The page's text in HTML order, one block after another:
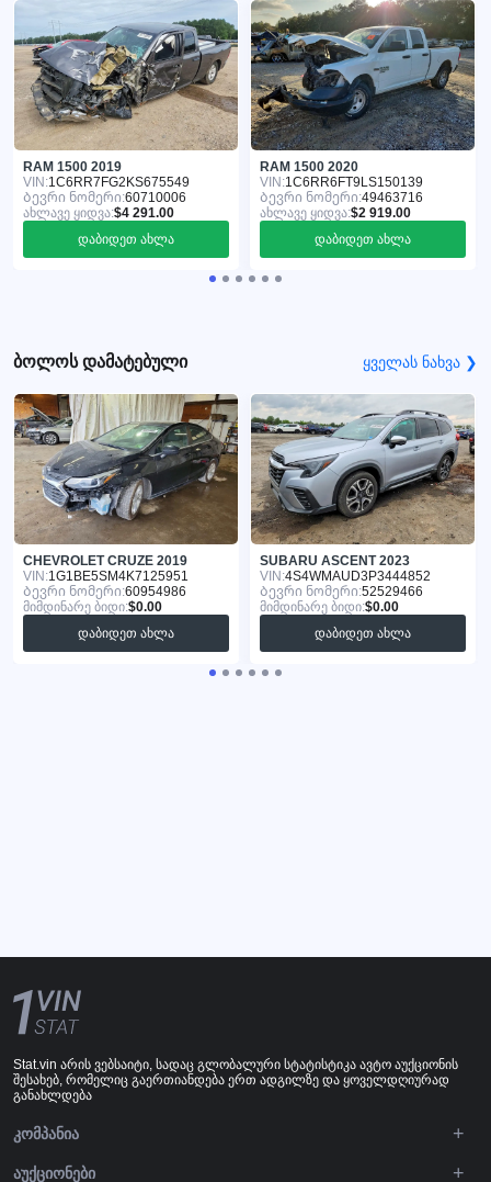
RAM 1500 2019
VIN:1C6RR7FG2KS675549
Ბევრი ნომერი:60710006
ახლავე ყიდვა:$4 291.00
დაბიდეთ ახლა
RAM 1500 2020
VIN:1C6RR6FT9LS150139
Ბევრი ნომერი:49463716
ახლავე ყიდვა:$2 919.00
დაბიდეთ ახლა
ბოლოს დამატებული ყველას ნახვა ❯
CHEVROLET CRUZE 2019
VIN:1G1BE5SM4K7125951
Ბევრი ნომერი:60954986
მიმდინარე ბიდი:$0.00
დაბიდეთ ახლა
SUBARU ASCENT 2023
VIN:4S4WMAUD3P3444852
Ბევრი ნომერი:52529466
მიმდინარე ბიდი:$0.00
დაბიდეთ ახლა
Stat.vin არის ვებსაიტი, სადაც გლობალური სტატისტიკა ავტო აუქციონის
შესახებ, რომელიც გაერთიანდება ერთ ადგილზე და ყოველდღიურად
განახლდება
ᲙᲝᲛᲞᲐᲜᲘᲐ
ᲐᲣᲥᲪᲘᲝᲜᲔᲑᲘ